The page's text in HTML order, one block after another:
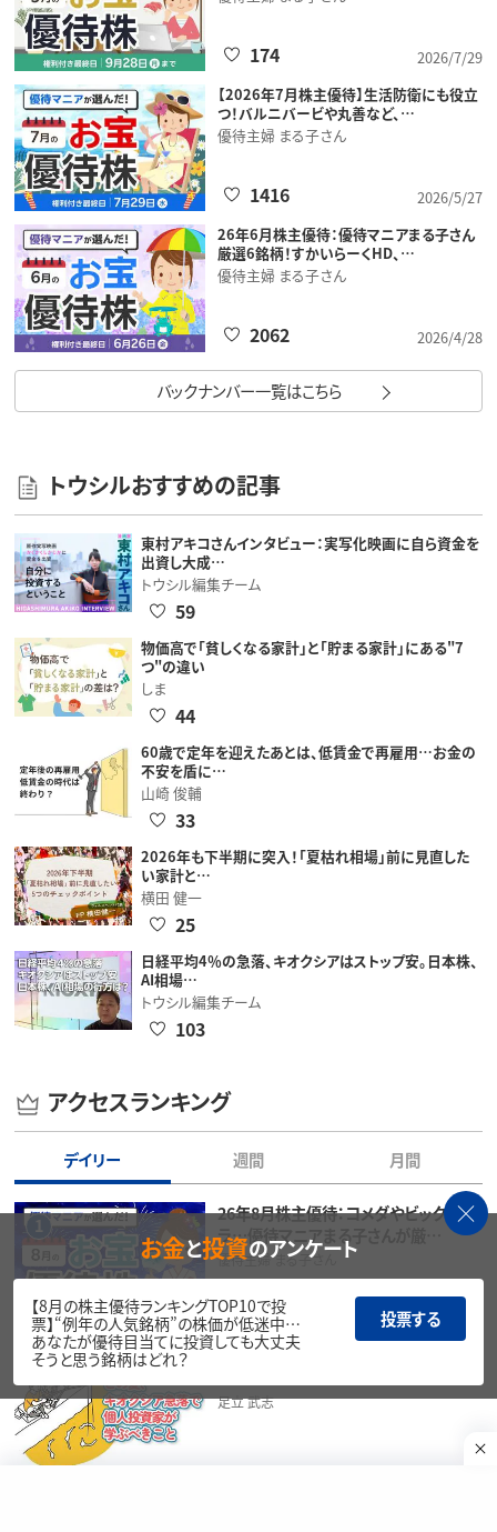
2026/7/29
174
【2026年7月株主優待】生活防衛にも役立
つ！バルニバービや丸善など、…
優待主婦 まる子さん
2026/5/27
1416
26年6月株主優待：優待マニアまる子さん
厳選6銘柄！すかいらーくHD、…
優待主婦 まる子さん
2026/4/28
2062
バックナンバー一覧はこちら
トウシルおすすめの記事
東村アキコさんインタビュー：実写化映画に自ら資金を
出資し大成…
トウシル編集チーム
59
物価高で「貧しくなる家計」と「貯まる家計」にある"7
つ"の違い
しま
44
60歳で定年を迎えたあとは、低賃金で再雇用…お金の
不安を盾に…
山崎 俊輔
33
2026年も下半期に突入！「夏枯れ相場」前に見直した
い家計と…
横田 健一
25
日経平均4％の急落、キオクシアはストップ安。日本株、
AI相場…
トウシル編集チーム
103
アクセスランキング
デイリー 週間 月間
1
26年8月株主優待：コメダやビックカメ
ラ…優待マニアまる子さんが厳…
優待主婦 まる子さん
2
この夏、キオクシア急落で個人投資家が
足立 武志
お金と投資のアンケート
【8月の株主優待ランキングTOP10で投
票】“例年の人気銘柄”の株価が低迷中…
あなたが優待目当てに投資しても大丈夫
そうと思う銘柄はどれ？
投票する